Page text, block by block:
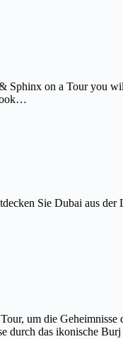
on a Tour you
Sie Dubai aus der
um die
durch das ikonische